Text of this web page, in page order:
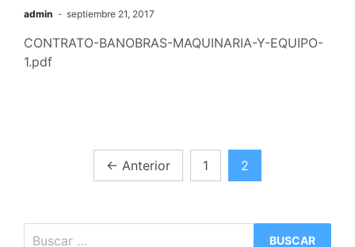
admin septiembre 21, 2017
CONTRATO-BANOBRAS-MAQUINARIA-Y-EQUIPO-
1.pdf
Paginación
entradas
← Anterior 1 2